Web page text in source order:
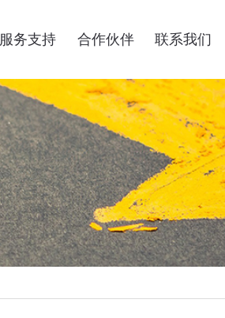
服务支持 合作伙伴 联系我们